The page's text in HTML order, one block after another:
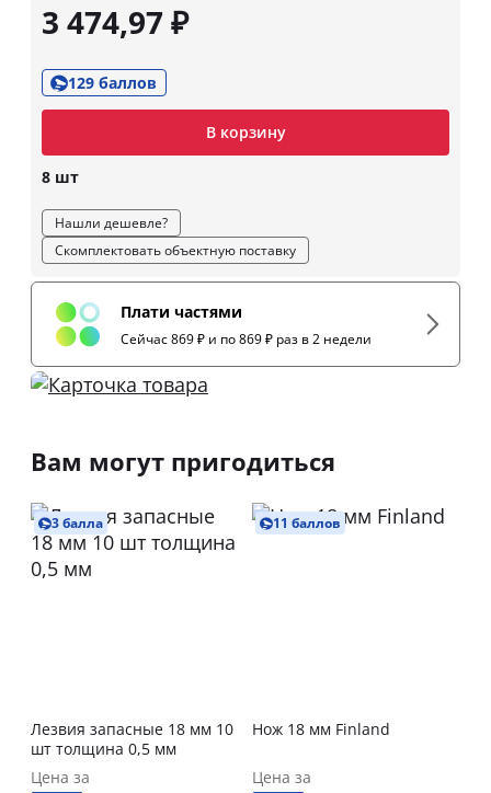
3 474,97 ₽
129 баллов
В корзину
8 шт
Нашли дешевле?
Скомплектовать объектную поставку
Плати частями
Сейчас 869 ₽ и по 869 ₽ раз в 2 недели
Вам могут пригодиться
3 балла
Лезвия запасные 18 мм 10
шт толщина 0,5 мм
Цена за
11 баллов
Нож 18 мм Finland
Цена за